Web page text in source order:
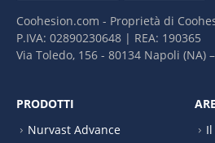
Coohesion.com - Proprietà di
P.IVA: 02890230648 | REA: 190365
Via Toledo, 156 - 80134 Napoli (NA)
PRODOTTI
Nurvast Advance